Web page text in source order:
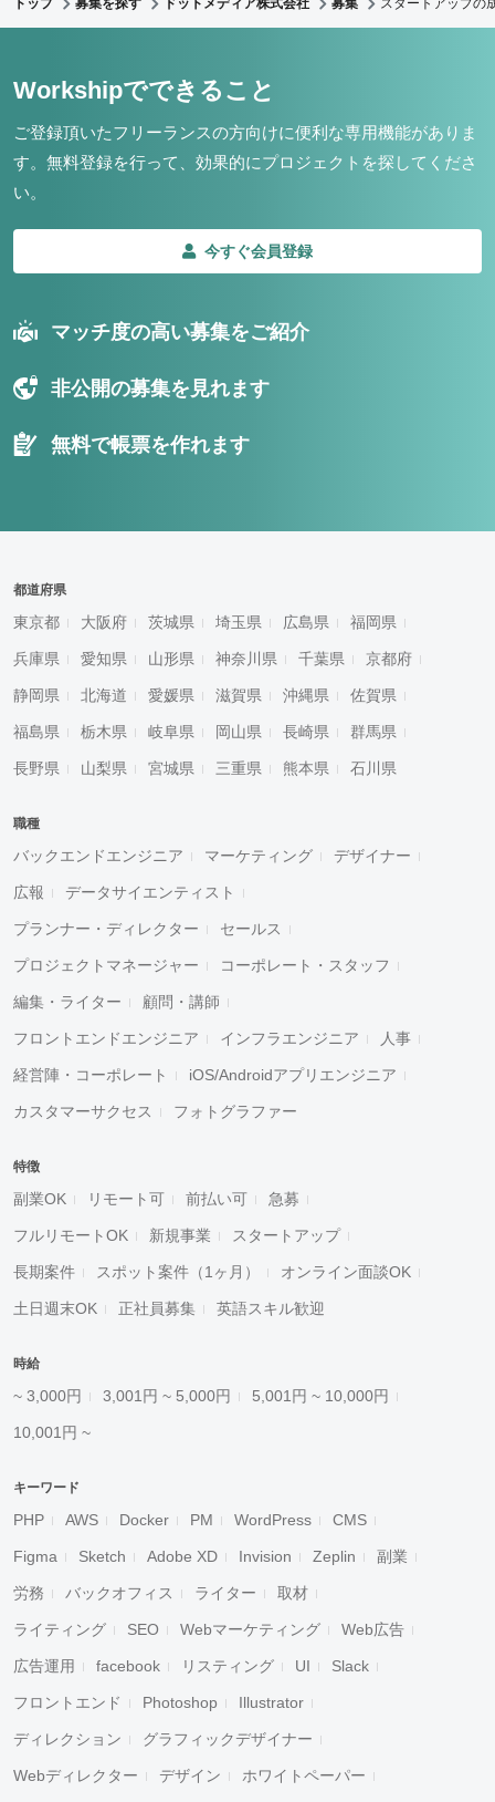
トップ 募集を探す ドットメディア株式会社 募集 スタートアップの
Workshipでできること
ご登録頂いたフリーランスの方向けに便利な専用機能がありま
す。 無料登録を行って、効果的にプロジェクトを探してくださ
い。
今すぐ会員登録
マッチ度の高い募集をご紹介
非公開の募集を見れます
無料で帳票を作れます
都道府県
東京都 大阪府 茨城県 埼玉県 広島県 福岡県
兵庫県 愛知県 山形県 神奈川県 千葉県 京都府
静岡県 北海道 愛媛県 滋賀県 沖縄県 佐賀県
福島県 栃木県 岐阜県 岡山県 長崎県 群馬県
長野県 山梨県 宮城県 三重県 熊本県 石川県
職種
バックエンドエンジニア マーケティング デザイナー
広報 データサイエンティスト
プランナー・ディレクター セールス
プロジェクトマネージャー コーポレート・スタッフ
編集・ライター 顧問・講師
フロントエンドエンジニア インフラエンジニア 人事
経営陣・コーポレート iOS/Androidアプリエンジニア
カスタマーサクセス フォトグラファー
特徴
副業OK リモート可 前払い可 急募
フルリモートOK 新規事業 スタートアップ
長期案件 スポット案件（1ヶ月） オンライン面談OK
土日週末OK 正社員募集 英語スキル歓迎
時給
~ 3,000円 3,001円 ~ 5,000円 5,001円 ~ 10,000円
10,001円 ~
キーワード
PHP AWS Docker PM WordPress CMS
Figma Sketch Adobe XD Invision Zeplin 副業
労務 バックオフィス ライター 取材
ライティング SEO Webマーケティング Web広告
広告運用 facebook リスティング UI Slack
フロントエンド Photoshop Illustrator
ディレクション グラフィックデザイナー
Webディレクター デザイン ホワイトペーパー